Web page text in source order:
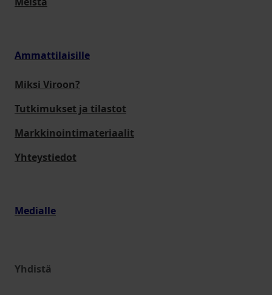
Ammattilaisille
Miksi Viroon?
Tutkimukset ja tilastot
Markkinointimateriaalit
Yhteystiedot
Medialle
Yhdistä